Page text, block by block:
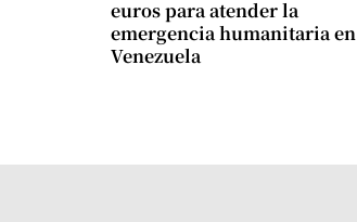
euros para atender la
emergencia humanitaria en
Venezuela